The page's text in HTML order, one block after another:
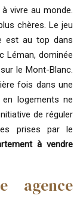
vivre au monde.
chères. Le jeu
est au top dans
Léman, dominée
le Mont-Blanc.
fois dans une
logements ne
de réguler
prises par le
à vendre
agence